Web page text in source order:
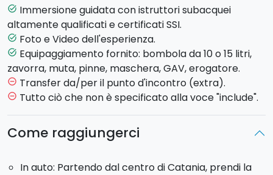
sempre a stretto contatto con l’istruttore fino a una
profondità tra i 3 ai 6 metri. A bordo musica, soft
drink e tanto divertimento!
Ogni immersione è sempre un’avventura differente e
qui scoprirai il fascino di un ambiente subacqueo
caratterizzato dalla presenza di antiche lave dell’Etna
offrono uno scenario unico.
Attrezzatura fornita: muta, GAV, erogatore,
task_alt Immersione guidata con istruttori subacquei
altamente qualificati e certificati SSI.
task_alt Foto e Video dell'esperienza.
task_alt Equipaggiamento fornito: bombola da 10 o 15 litri,
zavorra, muta, pinne, maschera, GAV, erogatore.
remove_circle_outline Transfer da/per il punto d'incontro (extra).
remove_circle_outline Tutto ciò che non è specificato alla voce "include".
Come raggiungerci
In auto: Partendo dal centro di Catania, prendi la